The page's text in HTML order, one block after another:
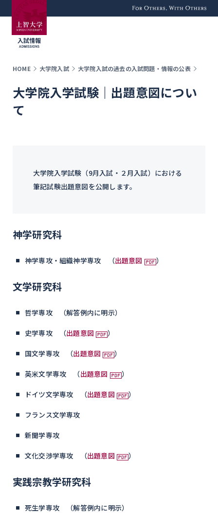
For Others, With
Others
HOME 大学院入試 大学院入試の過去の入試問題・情報の公表
大学院入学試験｜出題意図につい
て
大学院入学試験（9月入試・２月入試）における
筆記試験出題意図を公開します。
神学研究科
神学専攻・組織神学専攻 （出題意図 ）
文学研究科
哲学専攻 （解答例内に明示）
史学専攻 （出題意図 ）
国文学専攻 （出題意図 ）
英米文学専攻 （出題意図 ）
ドイツ文学専攻 （出題意図 ）
フランス文学専攻
新聞学専攻
文化交渉学専攻 （出題意図 ）
実践宗教学研究科
死生学専攻 （解答例内に明示）